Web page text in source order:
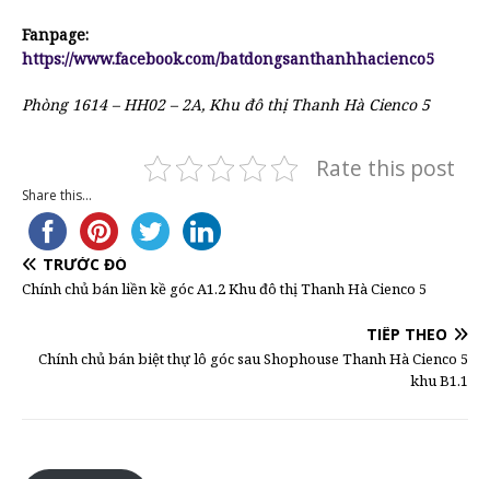
Fanpage:
https://www.facebook.com/batdongsanthanhhacienco5
Phòng 1614 – HH02 – 2A, Khu đô thị Thanh Hà Cienco 5
Rate this post
Share this...
TRƯỚC ĐÓ
Chính chủ bán liền kề góc A1.2 Khu đô thị Thanh Hà Cienco 5
TIẾP THEO
Chính chủ bán biệt thự lô góc sau Shophouse Thanh Hà Cienco 5
khu B1.1